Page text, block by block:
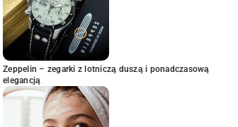
Zeppelin – zegarki z lotniczą duszą i ponadczasową
elegancją